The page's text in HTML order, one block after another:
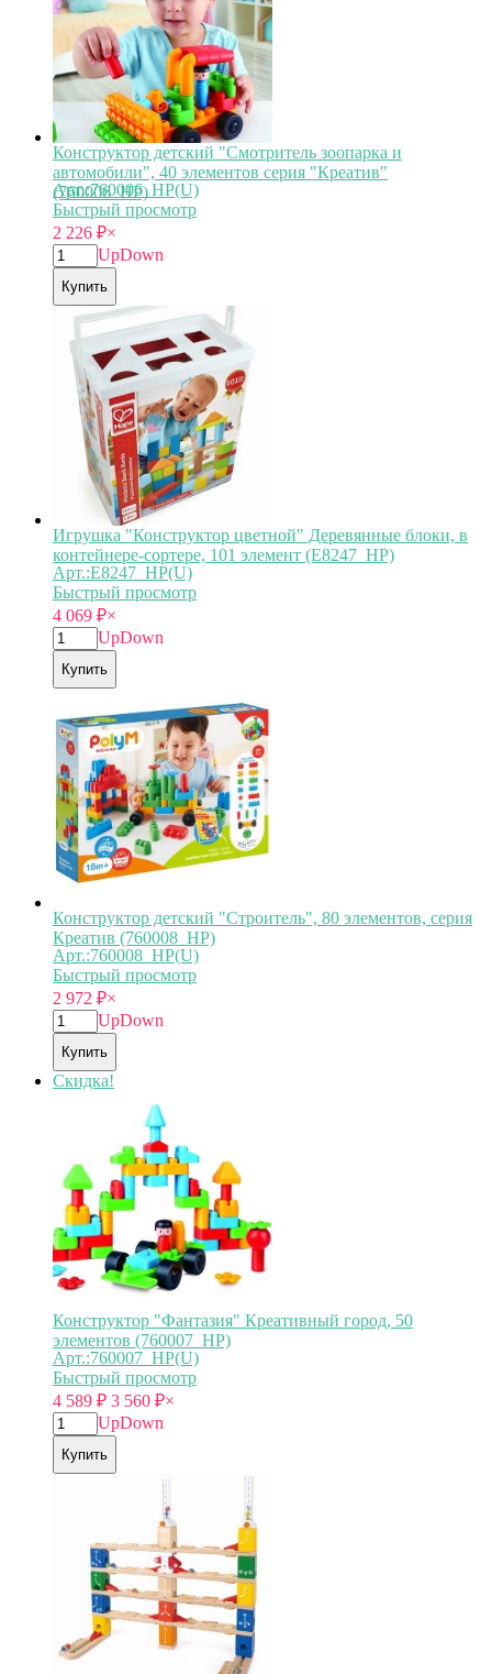
Конструктор детский "Смотритель зоопарка и
автомобили", 40 элементов серия "Креатив"
(760006_HP)
Арт.:760006_HP(U)
Быстрый просмотр
2 226 ₽×
UpDown
Купить
Игрушка "Конструктор цветной" Деревянные блоки, в
контейнере-сортере, 101 элемент (E8247_HP)
Арт.:E8247_HP(U)
Быстрый просмотр
4 069 ₽×
UpDown
Купить
Конструктор детский "Строитель", 80 элементов, серия
Креатив (760008_HP)
Арт.:760008_HP(U)
Быстрый просмотр
2 972 ₽×
UpDown
Купить
Скидка!
Конструктор "Фантазия" Креативный город, 50
элементов (760007_HP)
Арт.:760007_HP(U)
Быстрый просмотр
4 589 ₽ 3 560 ₽×
UpDown
Купить